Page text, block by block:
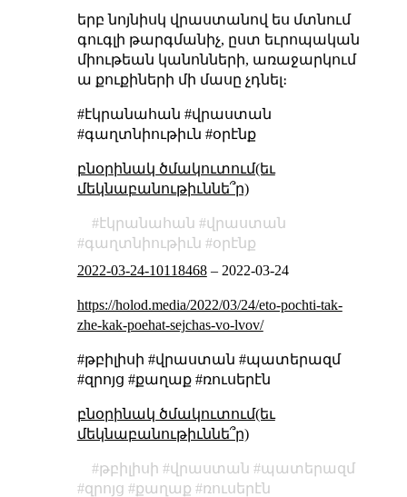
երբ նոյնիսկ վրաստանով ես մտնում
գուգլի թարգմանիչ, ըստ եւրոպական
միութեան կանոնների, առաջարկում
ա քուքիների մի մասը չդնել։
#էկրանահան #վրաստան
#գաղտնիութիւն #օրէնք
բնօրինակ ծմակուտում(եւ
մեկնաբանութիւննե՞ր)
էկրանահան
վրաստան
գաղտնիութիւն
օրէնք
2022-03-24-10118468– 2022-03-24
https://holod.media/2022/03/24/eto-pochti-tak-
zhe-kak-poehat-sejchas-vo-lvov/
#թբիլիսի #վրաստան #պատերազմ
#զրոյց #քաղաք #ռուսերէն
բնօրինակ ծմակուտում(եւ
մեկնաբանութիւննե՞ր)
թբիլիսի վրաստան
պատերազմ
զրոյց
քաղաք
ռուսերէն